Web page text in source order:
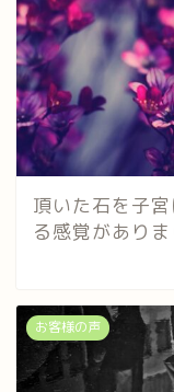
頂いた石を子
る感覚がありま
お客様の声